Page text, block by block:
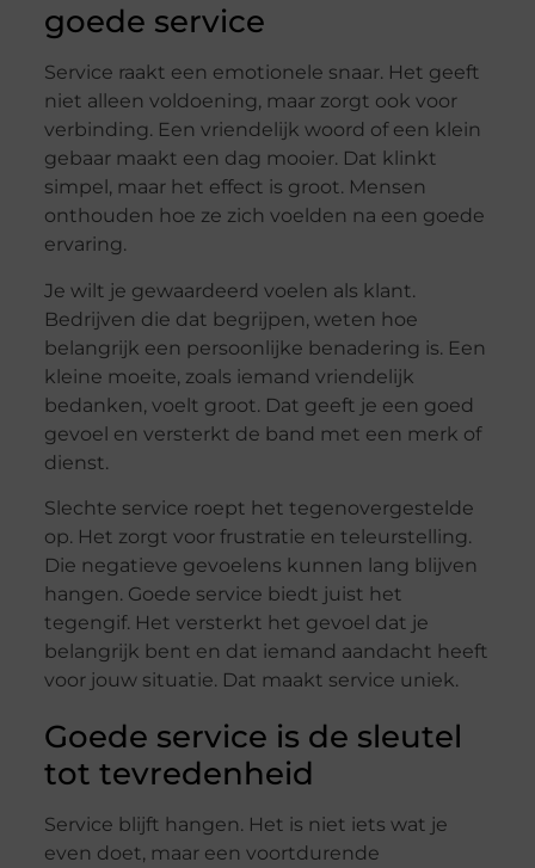
goede service
Service raakt een emotionele snaar. Het geeft
niet alleen voldoening, maar zorgt ook voor
verbinding. Een vriendelijk woord of een klein
gebaar maakt een dag mooier. Dat klinkt
simpel, maar het effect is groot. Mensen
onthouden hoe ze zich voelden na een goede
ervaring.
Je wilt je gewaardeerd voelen als klant.
Bedrijven die dat begrijpen, weten hoe
belangrijk een persoonlijke benadering is. Een
kleine moeite, zoals iemand vriendelijk
bedanken, voelt groot. Dat geeft je een goed
gevoel en versterkt de band met een merk of
dienst.
Slechte service roept het tegenovergestelde
op. Het zorgt voor frustratie en teleurstelling.
Die negatieve gevoelens kunnen lang blijven
hangen. Goede service biedt juist het
tegengif. Het versterkt het gevoel dat je
belangrijk bent en dat iemand aandacht heeft
voor jouw situatie. Dat maakt service uniek.
Goede service is de sleutel
tot tevredenheid
Service blijft hangen. Het is niet iets wat je
even doet, maar een voortdurende